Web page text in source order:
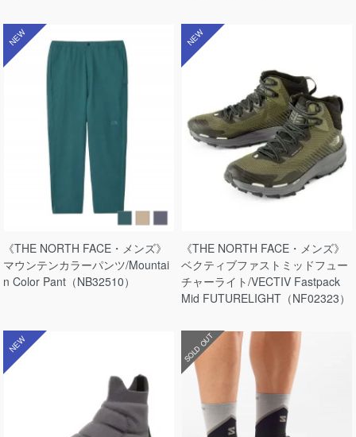
NEW
《THE NORTH FACE・メンズ》
マウンテンカラーパンツ/Mountai
n Color Pant（NB32510）
NEW
《THE NORTH FACE・メンズ》
ベクティブファストミッドフュー
チャーライト/VECTIV Fastpack
Mid FUTURELIGHT（NF02323）
NEW SOLD OUT